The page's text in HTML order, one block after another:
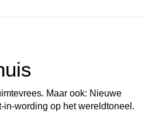
Maar ook: Nieuwe
in-wording op het wereldtoneel.